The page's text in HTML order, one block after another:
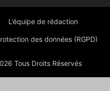
L’équipe de rédaction
des données (RGPD)
Tous Droits Réservés